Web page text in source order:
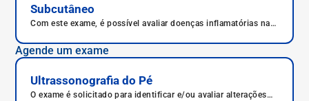
Subcutâneo
Com este exame, é possível avaliar doenças inflamatórias na
Agende um exame
Ultrassonografia do Pé
O exame é solicitado para identificar e/ou avaliar alterações